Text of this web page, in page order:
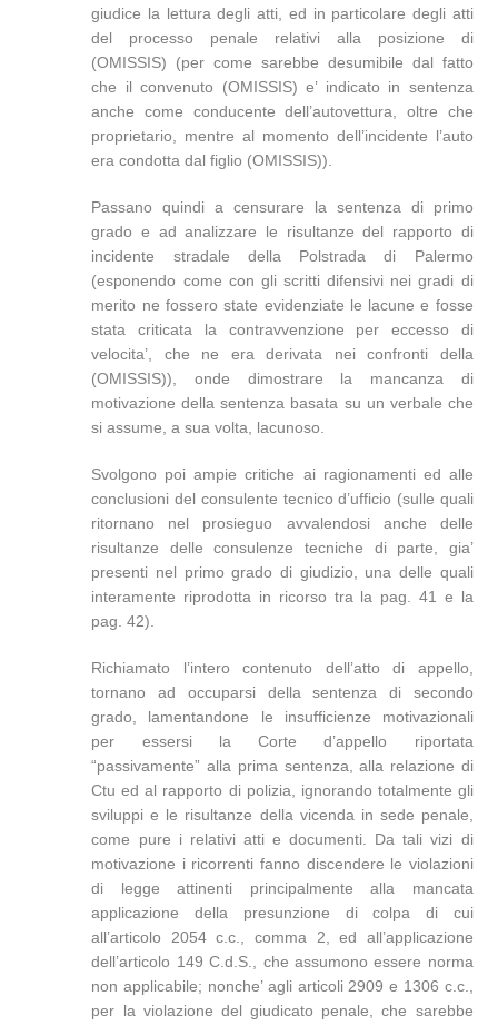
giudice la lettura degli atti, ed in particolare degli atti
del processo penale relativi alla posizione di
(OMISSIS) (per come sarebbe desumibile dal fatto
che il convenuto (OMISSIS) e’ indicato in sentenza
anche come conducente dell’autovettura, oltre che
proprietario, mentre al momento dell’incidente l’auto
era condotta dal figlio (OMISSIS)).
Passano quindi a censurare la sentenza di primo
grado e ad analizzare le risultanze del rapporto di
incidente stradale della Polstrada di Palermo
(esponendo come con gli scritti difensivi nei gradi di
merito ne fossero state evidenziate le lacune e fosse
stata criticata la contravvenzione per eccesso di
velocita’, che ne era derivata nei confronti della
(OMISSIS)), onde dimostrare la mancanza di
motivazione della sentenza basata su un verbale che
si assume, a sua volta, lacunoso.
Svolgono poi ampie critiche ai ragionamenti ed alle
conclusioni del consulente tecnico d’ufficio (sulle quali
ritornano nel prosieguo avvalendosi anche delle
risultanze delle consulenze tecniche di parte, gia’
presenti nel primo grado di giudizio, una delle quali
interamente riprodotta in ricorso tra la pag. 41 e la
pag. 42).
Richiamato l’intero contenuto dell’atto di appello,
tornano ad occuparsi della sentenza di secondo
grado, lamentandone le insufficienze motivazionali
per essersi la Corte d’appello riportata
“passivamente” alla prima sentenza, alla relazione di
Ctu ed al rapporto di polizia, ignorando totalmente gli
sviluppi e le risultanze della vicenda in sede penale,
come pure i relativi atti e documenti. Da tali vizi di
motivazione i ricorrenti fanno discendere le violazioni
di legge attinenti principalmente alla mancata
applicazione della presunzione di colpa di cui
all’articolo 2054 c.c., comma 2, ed all’applicazione
dell’articolo 149 C.d.S., che assumono essere norma
non applicabile; nonche’ agli articoli 2909 e 1306 c.c.,
per la violazione del giudicato penale, che sarebbe